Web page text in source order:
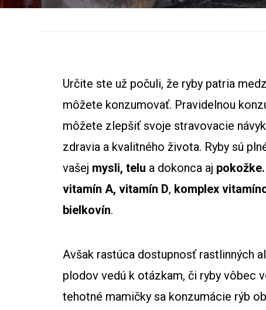
Určite ste už počuli, že ryby patria
môžete konzumovať. Pravidelnou
môžete zlepšiť svoje stravovacie
zdravia a kvalitného života. Ryby sú
vašej mysli, telu a dokonca aj pokožke.
vitamín A, vitamín D, komplex
bielkovín.
Avšak rastúca dostupnosť rastlinných
plodov vedú k otázkam, či ryby vôbec
tehotné mamičky sa konzumácie rýb